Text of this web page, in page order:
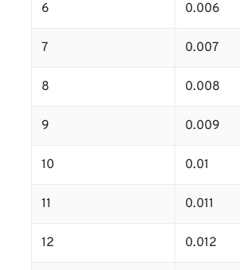
6 0.006
7 0.007
8 0.008
9 0.009
10 0.01
11 0.011
12 0.012